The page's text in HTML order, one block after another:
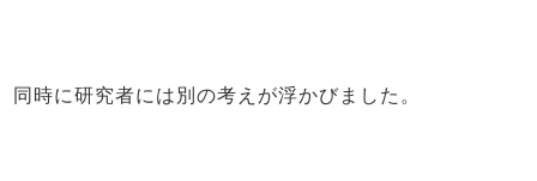
同時に研究者には別の考えが浮かびました。